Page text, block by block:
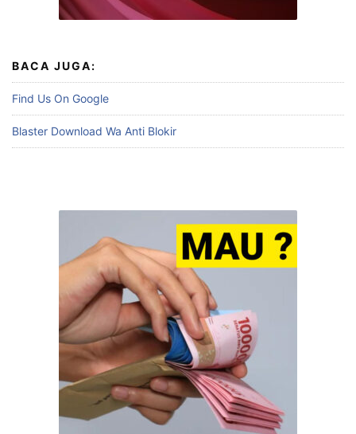
BACA JUGA:
Find Us On Google
Blaster Download Wa Anti Blokir